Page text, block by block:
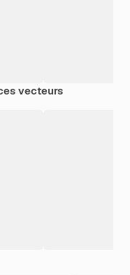
vecteurs